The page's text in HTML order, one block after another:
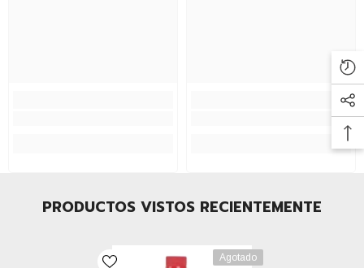
PRODUCTOS VISTOS RECIENTEMENTE
Agotado